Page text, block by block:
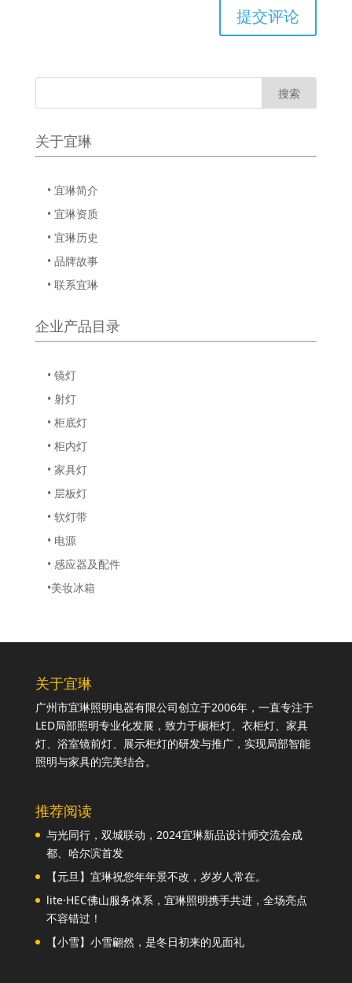
关于宜琳
• 宜琳简介
• 宜琳资质
• 宜琳历史
• 品牌故事
• 联系宜琳
企业产品目录
• 镜灯
• 射灯
• 柜底灯
• 柜内灯
• 家具灯
• 层板灯
• 软灯带
• 电源
• 感应器及配件
•美妆冰箱
关于宜琳
广州市宜琳照明电器有限公司创立于2006年，一直专注于
LED局部照明专业化发展，致力于橱柜灯、衣柜灯、家具
灯、浴室镜前灯、展示柜灯的研发与推广，实现局部智能
照明与家具的完美结合。
推荐阅读
与光同行，双城联动，2024宜琳新品设计师交流会成
都、哈尔滨首发
【元旦】宜琳祝您年年景不改，岁岁人常在。
lite·HEC佛山服务体系，宜琳照明携手共进，全场亮点
不容错过！
【小雪】小雪翩然，是冬日初来的见面礼